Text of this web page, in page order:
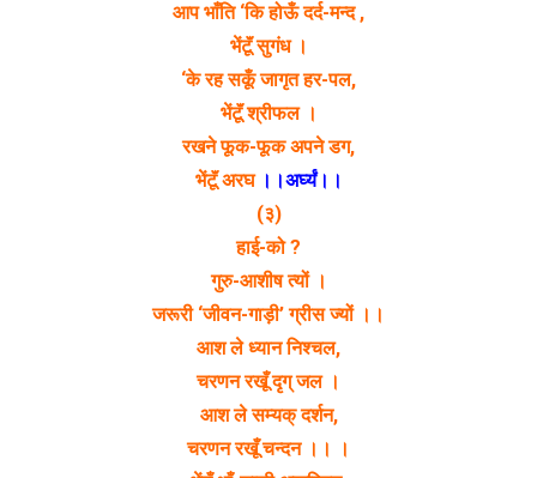
आप भाँति ‘कि होऊँ दर्द-मन्द ,
भेंटूॅं सुगंध ।
‘के रह सकूँ जागृत हर-पल,
भेंटूॅं श्रीफल ।
रखने फूक-फूक अपने डग,
भेंटूॅं अरघ ।।अर्घ्यं।।
(३)
हाई-को ?
गुरु-आशीष त्यों ।
जरूरी ‘जीवन-गाड़ी’ ग्रीस ज्यों ।।
आश ले ध्यान निश्चल,
चरणन रखूँ दृग् जल ।
आश ले सम्यक् दर्शन,
चरणन रखूँ चन्दन ।। ।